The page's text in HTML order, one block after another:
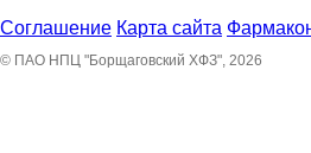
Соглашение Карта сайта
© ПАО НПЦ "Борщаговский ХФЗ", 2026